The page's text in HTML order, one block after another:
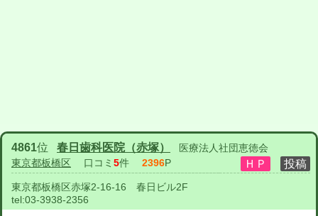
4861位 春日歯科医院（赤塚）
医療法人社団恵徳会
東京都板橋区 口コミ 5件 2396P
東京都板橋区赤塚2-16-16 春日ビル2F
tel:03-3938-2356